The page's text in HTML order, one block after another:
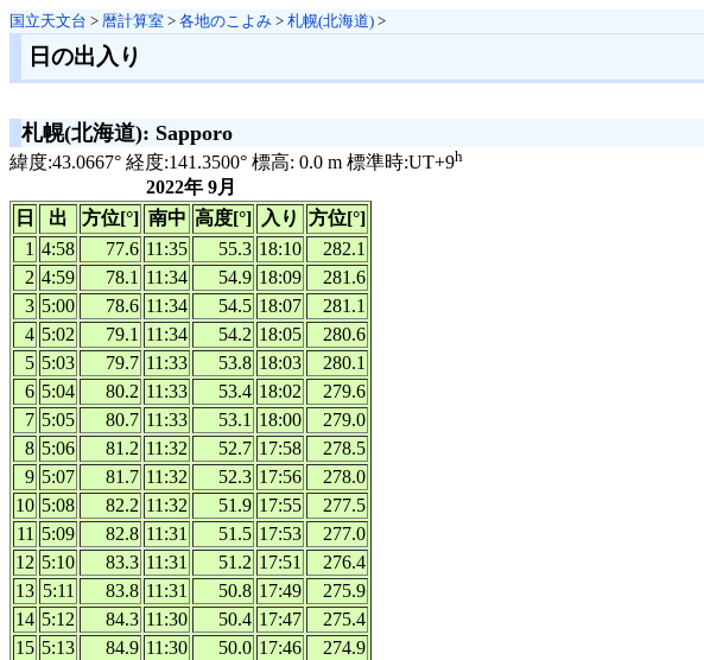
国立天文台 > 暦計算室 > 各地のこよみ > 札幌(北海道) >
日の出入り
札幌(北海道): Sapporo
緯度:43.0667° 経度:141.3500° 標高: 0.0 m 標準時:UT+9h
2022年 9月
日
出 方位[°] 南中 高度[°] 入り
方位[°]
1 4:58 77.6 11:35 55.3 18:10
282.1
2 4:59 78.1 11:34 54.9 18:09
281.6
3 5:00 78.6 11:34 54.5 18:07
281.1
4 5:02 79.1 11:34 54.2 18:05
280.6
5 5:03 79.7 11:33 53.8 18:03
280.1
6 5:04 80.2 11:33 53.4 18:02
279.6
7 5:05 80.7 11:33 53.1 18:00
279.0
8 5:06 81.2 11:32 52.7 17:58
278.5
9 5:07 81.7 11:32 52.3 17:56
278.0
10 5:08 82.2 11:32 51.9 17:55
277.5
11 5:09 82.8 11:31 51.5 17:53
277.0
12 5:10 83.3 11:31 51.2 17:51
276.4
13 5:11 83.8 11:31 50.8 17:49
275.9
14 5:12 84.3 11:30 50.4 17:47
275.4
15 5:13 84.9 11:30 50.0 17:46
274.9